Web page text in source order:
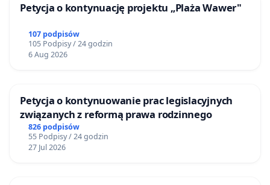
Petycja o kontynuację projektu „Plaża Wawer"
107 podpisów
105 Podpisy / 24 godzin
6 Aug 2026
Petycja o kontynuowanie prac legislacyjnych
związanych z reformą prawa rodzinnego
826 podpisów
55 Podpisy / 24 godzin
27 Jul 2026